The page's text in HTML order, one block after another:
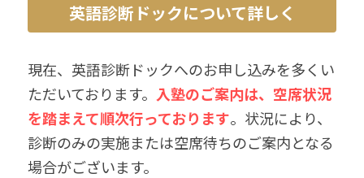
英語診断ドックについて詳しく
現在、英語診断ドックへのお申し込みを多くい
ただいております。 入塾のご案内は、空席状況
を踏まえて順次行っております。状況により、
診断のみの実施または空席待ちのご案内となる
場合がございます。